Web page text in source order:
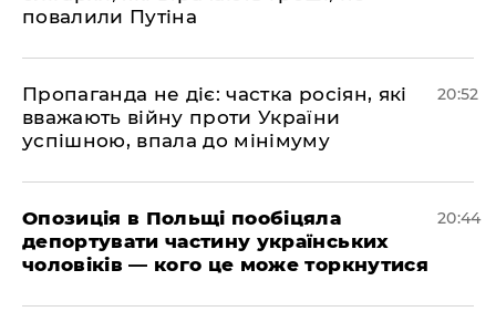
повалили Путіна
​Пропаганда не діє: частка росіян, які
вважають війну проти України
успішною, впала до мінімуму
20:52
​Опозиція в Польщі пообіцяла
депортувати частину українських
чоловіків — кого це може торкнутися
20:44